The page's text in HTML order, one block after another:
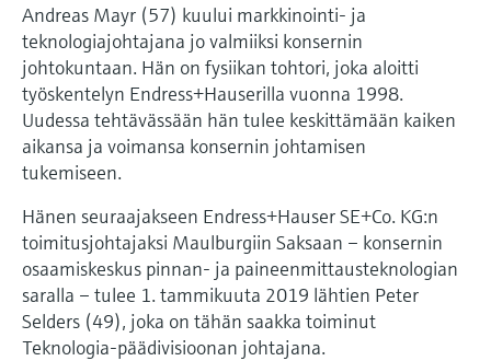
Andreas Mayr (57) kuului markkinointi- ja
teknologiajohtajana jo valmiiksi konsernin
johtokuntaan. Hän on fysiikan tohtori, joka aloitti
työskentelyn Endress+Hauserilla vuonna 1998.
Uudessa tehtävässään hän tulee keskittämään kaiken
aikansa ja voimansa konsernin johtamisen
tukemiseen.
Hänen seuraajakseen Endress+Hauser SE+Co. KG:n
toimitusjohtajaksi Maulburgiin Saksaan – konsernin
osaamiskeskus pinnan- ja paineenmittausteknologian
saralla – tulee 1. tammikuuta 2019 lähtien Peter
Selders (49), joka on tähän saakka toiminut
Teknologia-päädivisioonan johtajana.